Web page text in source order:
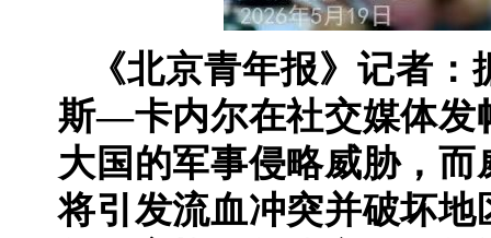
《北京青年报》记者
斯—卡内尔在社交媒体发
大国的军事侵略威胁，
将引发流血冲突并破坏